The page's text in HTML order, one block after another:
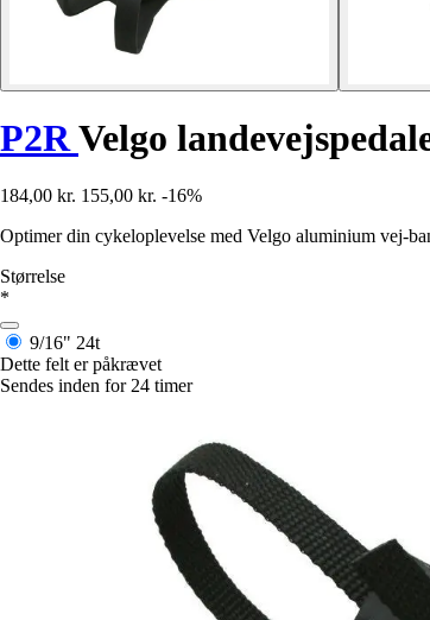
P2RVelgo
184,00 kr. 155,00 kr. -16%
Optimer din cykeloplevelse med Velgo aluminium vej-
Størrelse
*
9/16" 24t
Dette felt er påkrævet
Sendes inden for 24 timer